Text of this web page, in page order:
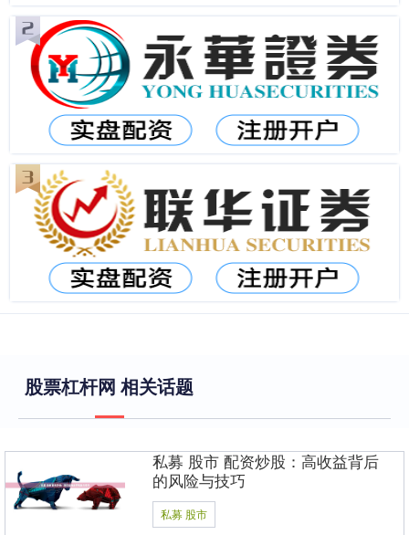
股票杠杆网 相关话题
私募 股市 配资炒股：高收益背后
的风险与技巧
私募 股市